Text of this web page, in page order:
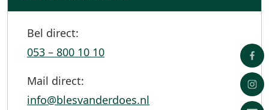
Bel direct:
053 – 800 10 10
Mail direct:
info@blesvanderdoes.nl